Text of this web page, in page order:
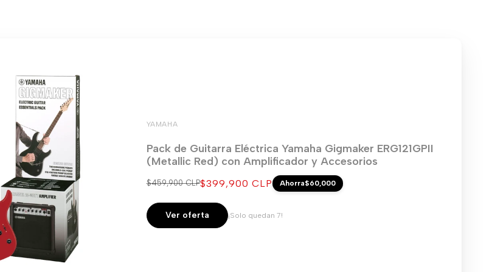
YAMAHA
Pack de Guitarra Eléctrica Yamaha Gigmaker ERG121GPII
(Metallic Red) con Amplificador y Accesorios
Precio
$459,900 CLPPrecio
venta
$399,900 CLP Ahorra$60,000
Ver oferta ¡Solo quedan 7!